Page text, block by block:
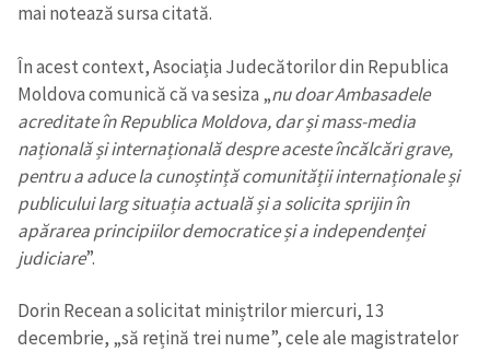
mai notează sursa citată.
În acest context, Asociația Judecătorilor din Republica
Moldova comunică că va sesiza „nu doar Ambasadele
acreditate în Republica Moldova, dar și mass-media
națională și internațională despre aceste încălcări grave,
pentru a aduce la cunoștință comunității internaționale și
publicului larg situația actuală și a solicita sprijin în
apărarea principiilor democratice și a independenței
judiciare”.
Dorin Recean a solicitat miniștrilor miercuri, 13
decembrie, „să rețină trei nume”, cele ale magistratelor